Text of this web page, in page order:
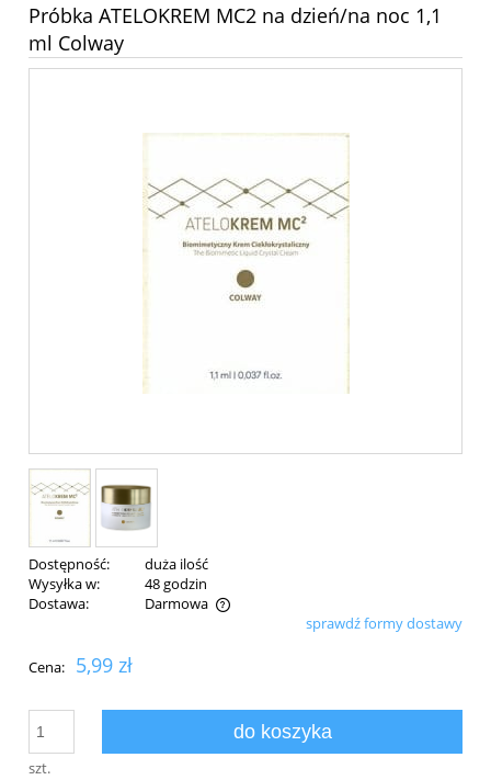
Próbka ATELOKREM MC2 na dzień/na noc 1,1
ml Colway
Dostępność:
duża ilość
Wysyłka w:
48 godzin
Dostawa:
Darmowa
Cena nie zawiera ewentualnych kosztów płatnościsprawdź formy dostawy
Cena: 5,99 zł
szt.
do koszyka